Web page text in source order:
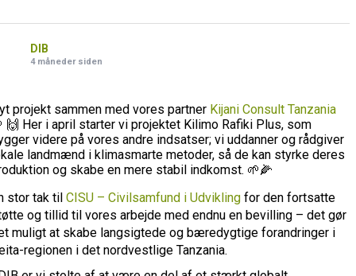
DIB
4 måneder siden
projekt sammen med vores partner Kijani Consult Tanzania
🙌 Her i april starter vi projektet Kilimo Rafiki Plus, som
videre på vores andre indsatser; vi uddanner og rådgiver
landmænd i klimasmarte metoder, så de kan styrke deres
og skabe en mere stabil indkomst. 🌱🌽
stor tak til CISU – Civilsamfund i Udvikling for den fortsatte
og tillid til vores arbejde med endnu en bevilling – det gør
muligt at skabe langsigtede og bæredygtige forandringer i
regionen i det nordvestlige Tanzania.